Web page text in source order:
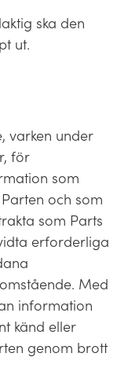
ska den
ut.
varken under
för
som
och som
som Parts
erforderliga
Med
information
känd eller
genom brott